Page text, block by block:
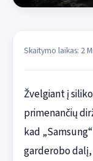
Skaitymo laikas: 2
Žvelgiant į
primenančių
kad
garderobo dalį,